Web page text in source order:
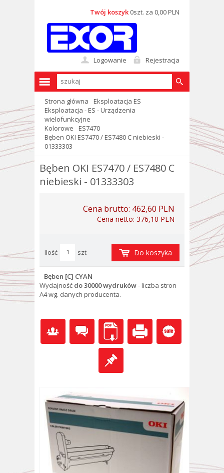
Logowanie Rejestracja
Twój koszyk 0szt. za 0,00 PLN
Strona główna
Eksploatacja ES
Eksploatacja - ES - Urządzenia
wielofunkcyjne
Kolorowe
ES7470
Bęben OKI ES7470 / ES7480 C niebieski -
01333303
Bęben OKI ES7470 / ES7480 C
niebieski - 01333303
Cena brutto: 462,60 PLN
Cena netto: 376,10 PLN
Ilość szt Do koszyka
Bęben [C] CYAN
Wydajność do 30000 wydruków- liczba stron
A4 wg. danych producenta.